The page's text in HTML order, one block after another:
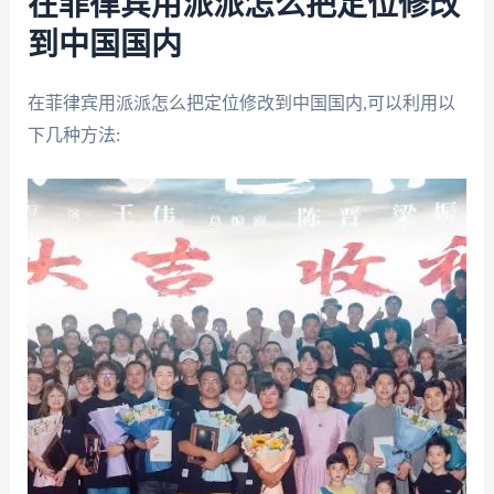
到中国国内
在菲律宾用派派怎么把定位修改到中国国内,可以利用以
下几种方法: